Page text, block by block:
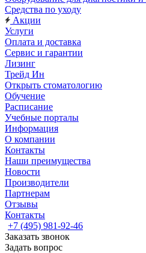
Средства по уходу
Акции
Услуги
Оплата и доставка
Сервис и гарантии
Лизинг
Трейд Ин
Открыть стоматологию
Обучение
Расписание
Учебные порталы
Информация
О компании
Контакты
Наши преимущества
Новости
Производители
Партнерам
Отзывы
Контакты
+7 (495) 981-92-46
Заказать звонок
Задать вопрос